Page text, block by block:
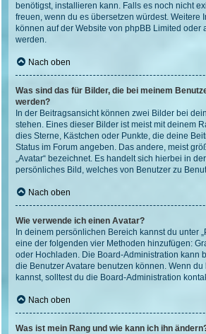
benötigst, installieren kann. Falls es noch nicht
freuen, wenn du es übersetzen würdest. Weitere
können auf der Website von phpBB Limited oder
werden.
Nach oben
Was sind das für Bilder, die bei meinem
werden?
In der Beitragsansicht können zwei Bilder bei
stehen. Eines dieser Bilder ist meist mit deinem
dies Sterne, Kästchen oder Punkte, die deine
Status im Forum angeben. Das andere, meist
„Avatar“ bezeichnet. Es handelt sich hierbei in
persönliches Bild, welches von Benutzer zu
Nach oben
Wie verwende ich einen Avatar?
In deinem persönlichen Bereich kannst du unter
eine der folgenden vier Methoden hinzufügen:
oder Hochladen. Die Board-Administration kann
die Benutzer Avatare benutzen können. Wenn
kannst, solltest du die Board-Administration
Nach oben
Was ist mein Rang und wie kann ich ihn